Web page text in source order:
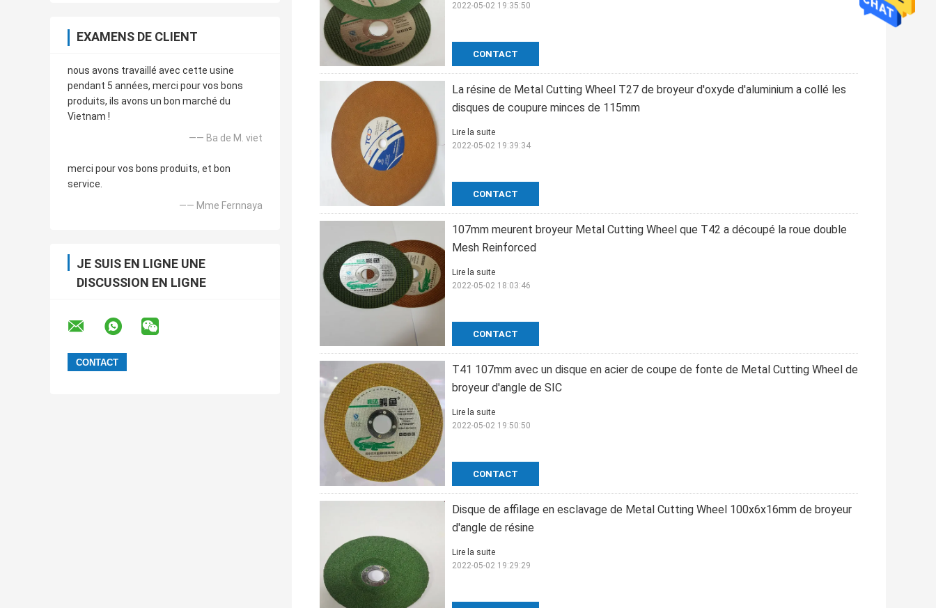
EXAMENS DE CLIENT
nous avons travaillé avec cette usine
pendant 5 années, merci pour vos bons
produits, ils avons un bon marché du
Vietnam !
—— Ba de M. viet
merci pour vos bons produits, et bon
service.
—— Mme Fernnaya
JE SUIS EN LIGNE UNE
DISCUSSION EN LIGNE
CONTACT
2022-05-02 19:35:50
La résine de Metal Cutting Wheel T27 de broyeur d'oxyde d'aluminium a collé les
disques de coupure minces de 115mm
CONTACT
Lire la suite
2022-05-02 19:39:34
107mm meurent broyeur Metal Cutting Wheel que T42 a découpé la roue double
Mesh Reinforced
CONTACT
Lire la suite
2022-05-02 18:03:46
T41 107mm avec un disque en acier de coupe de fonte de Metal Cutting Wheel de
broyeur d'angle de SIC
CONTACT
Lire la suite
2022-05-02 19:50:50
Disque de affilage en esclavage de Metal Cutting Wheel 100x6x16mm de broyeur
d'angle de résine
Lire la suite
2022-05-02 19:29:29